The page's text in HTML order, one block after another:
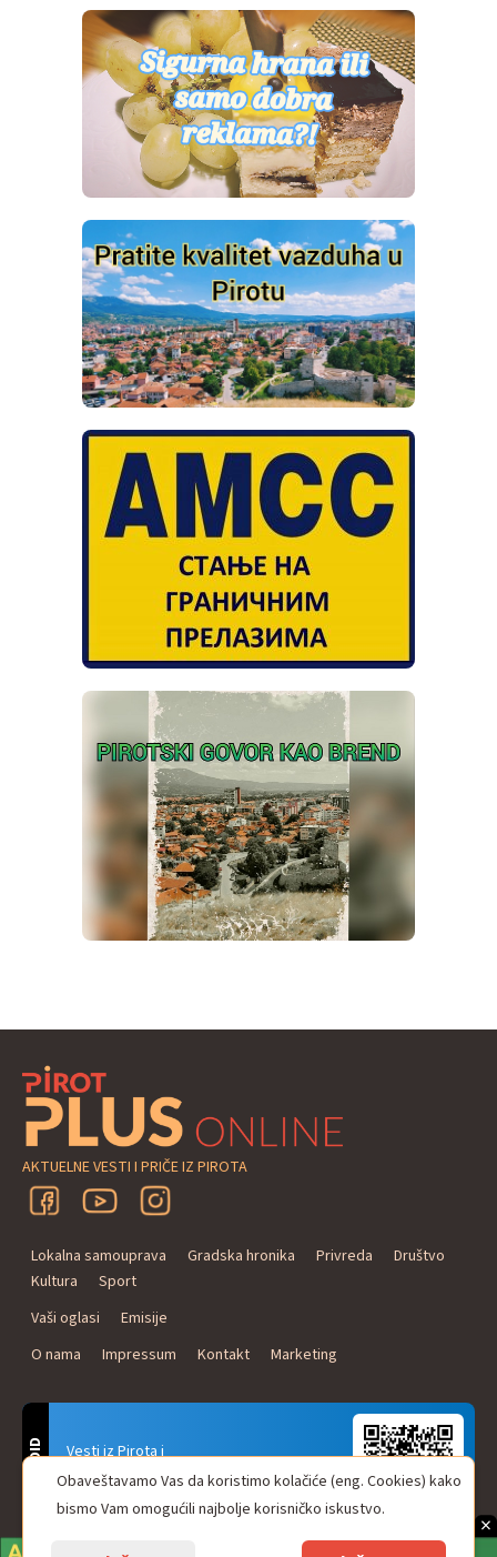
×
AKTUELNE VESTI I PRIČE IZ PIROTA
Lokalna samouprava Gradska hronika Privreda
Društvo
Kultura
Sport
Vaši oglasi
Emisije
O nama
Impressum Kontakt Marketing
Vesti iz Pirota i
Naxi Plus Radio
Uvek u Vašem džepu!
ANDROID Obaveštavamo Vas da koristimo kolačiće (eng. Cookies) kako
bismo Vam omogućili najbolje korisničko iskustvo.